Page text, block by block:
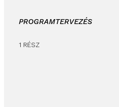
PROGRAMTERVEZÉS
1 RÉSZ